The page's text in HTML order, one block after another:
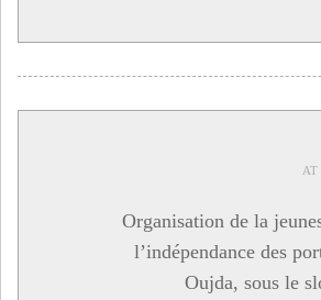
Organisation de la
l’indépendance des
Oujda, sous le